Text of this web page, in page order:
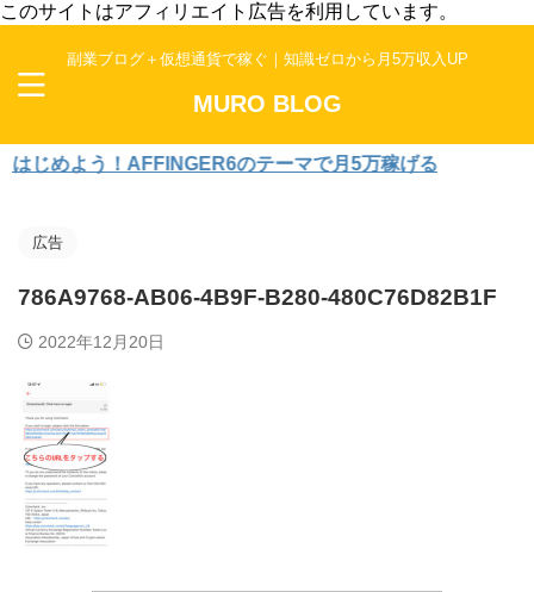
このサイトはアフィリエイト広告を利用しています。
副業ブログ＋仮想通貨で稼ぐ｜知識ゼロから月5万収入UP
MURO BLOG
めよう！AFFINGER6のテーマで月5万稼げる
広告
786A9768-AB06-4B9F-B280-480C76D82B1F
2022年12月20日